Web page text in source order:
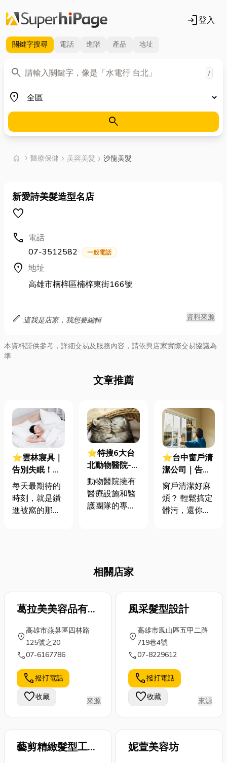
login登入
關鍵字搜尋 電話 進階 產品 地址
search
關鍵字 /
place
地區
search
home chevron_right 首頁
醫療保健 chevron_right 美容美髮 chevron_right 沙龍美髮
新愛詩美髮造型名店
favorite
call 電話
07-3512582
一般電話
location_on 地址
高雄市楠梓區楠梓東街166號
edit 這我是店家，我想要編輯 資料來源
本資料謹供參考，詳細交易及服務內容，請依與店家實際交易協議為
準
文章推薦
⭐雲林寢具｜
告別失眠！從
認識寢具開
始，一篇文教
你挑選材質、
每天最期待的
時刻，就是鑽
進被窩的那一
生活品質最直
接的投資，它
眠，進而影響
你的每一天。
這篇文章將帶
你從材質、功
能到保養，全
面認識寢具是
什麼，以及如
何挑選一套
適...
⭐特搜6大台
北動物醫院-貓
咪你不知道的
6個冷知識
動物醫院擁有
醫療設施和醫
護團隊的專業
療、牙科護
理、行為諮
詢、住院治療
等多種服務，
以確保寵物的
健康和福祉。
文章搜集匯整
了6間網路名
動物醫院，同
時整理貓咪你
不知道的6個
冷知識，快來
⭐台中窗戶清
潔公司｜告別
窗戶髒污清潔
妙招大公開！
窗戶清潔公司
窗戶清潔好麻
煩？ 輕鬆搞定
髒污，還你明
重要的門面，
乾淨明亮的窗
內採光更好，
也能提升居家
環境的舒適
度。但是，窗
戶清潔一直是
令人頭疼的問
題，各式各樣
的窗戶款式...
相關店家
葛拉美美容品有限
公司
location_on
高雄市燕巢區四林路
125號之20
call07-6167786
call撥打電話
favorite收藏 來源
風采髮型設計
location_on
高雄市鳳山區五甲二路
719巷4號
call07-8229612
call撥打電話
favorite收藏 來源
藝剪精緻髮型工作
妮萱美容坊